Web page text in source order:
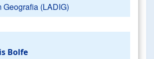
Geografia (LADIG)
Bolfe